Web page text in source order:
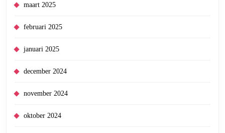
maart 2025
februari 2025
januari 2025
december 2024
november 2024
oktober 2024